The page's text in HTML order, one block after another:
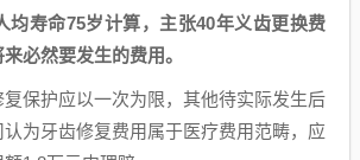
均寿命75岁计算，主张40年义齿更换费
必然要发生的费用。
保护应以一次为限，其他待实际发生后
为牙齿修复费用属于医疗费用范畴，应